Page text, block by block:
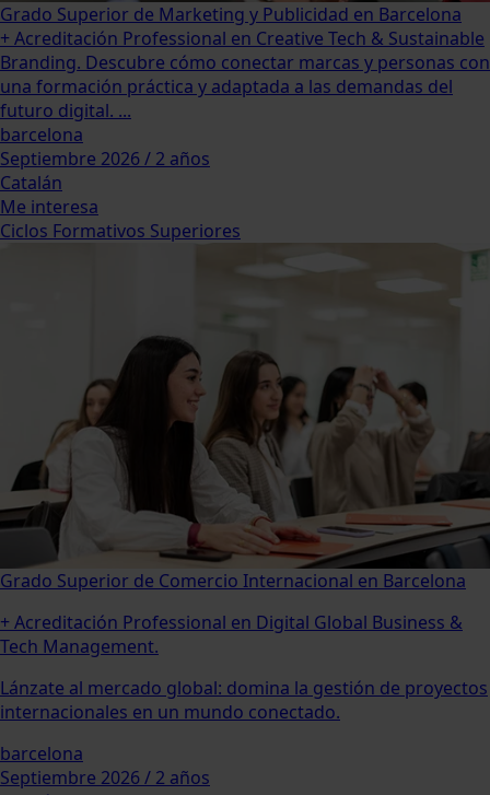
Grado Superior de Marketing y Publicidad en Barcelona
+ Acreditación Professional en Creative Tech & Sustainable
Branding. Descubre cómo conectar marcas y personas con
una formación práctica y adaptada a las demandas del
futuro digital. ...
barcelona
Septiembre 2026 / 2 años
Catalán
Me interesa
Ciclos Formativos Superiores
Grado Superior de Comercio Internacional en Barcelona
+ Acreditación Professional en Digital Global Business &
Tech Management.
Lánzate al mercado global: domina la gestión de proyectos
internacionales en un mundo conectado.
barcelona
Septiembre 2026 / 2 años